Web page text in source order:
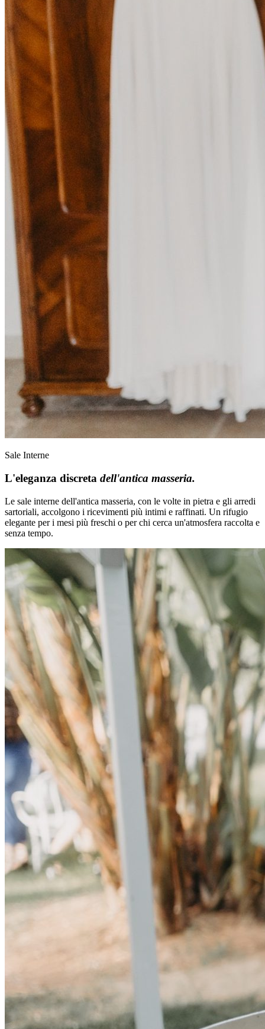
Sale Interne
L'eleganza discreta dell'antica masseria.
Le sale interne dell'antica masseria, con le volte in pietra e gli arredi
sartoriali, accolgono i ricevimenti più intimi e raffinati. Un rifugio
elegante per i mesi più freschi o per chi cerca un'atmosfera raccolta e
senza tempo.